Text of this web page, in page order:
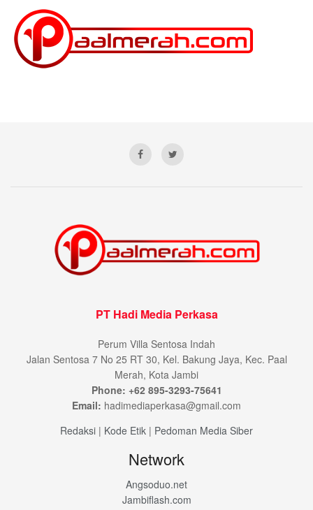
PT Hadi Media Perkasa
Perum Villa Sentosa Indah
Jalan Sentosa 7 No 25 RT 30, Kel. Bakung Jaya, Kec. Paal
Merah, Kota Jambi
Phone: +62 895-3293-75641
Email: hadimediaperkasa@gmail.com
Redaksi | Kode Etik | Pedoman Media Siber
Network
Angsoduo.net
Jambiflash.com